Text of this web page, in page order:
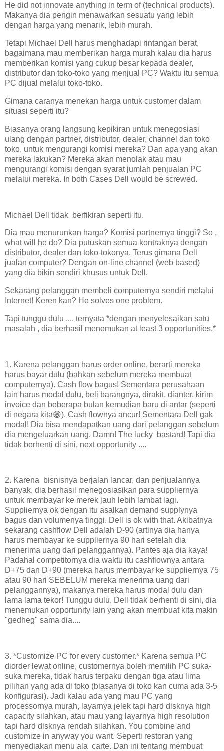
He did not innovate anything in term of (technical products).
Makanya dia pengin menawarkan sesuatu yang lebih
dengan harga yang menarik, lebih murah.
Tetapi Michael Dell harus menghadapi rintangan berat,
bagaimana mau memberikan harga murah kalau dia harus
memberikan komisi yang cukup besar kepada dealer,
distributor dan toko-toko yang menjual PC? Waktu itu semua
PC dijual melalui toko-toko.
Gimana caranya menekan harga untuk customer dalam
situasi seperti itu?
Biasanya orang langsung kepikiran untuk menegosiasi
ulang dengan partner, distributor, dealer, channel dan toko
toko, untuk mengurangi komisi mereka? Dan apa yang akan
mereka lakukan? Mereka akan menolak atau mau
mengurangi komisi dengan syarat jumlah penjualan PC
melalui mereka. In both Cases Dell would be screwed.
Michael Dell tidak berfikiran seperti itu.
Dia mau menurunkan harga? Komisi partnernya tinggi? So ,
what will he do? Dia putuskan semua kontraknya dengan
distributor, dealer dan toko-tokonya. Terus gimana Dell
jualan computer? Dengan on-line channel (web based)
yang dia bikin sendiri khusus untuk Dell.
Sekarang pelanggan membeli computernya sendiri melalui
Internet! Keren kan? He solves one problem.
Tapi tunggu dulu .... ternyata *dengan menyelesaikan satu
masalah , dia berhasil menemukan at least 3 opportunities.*
1. Karena pelanggan harus order online, berarti mereka
harus bayar dulu (bahkan sebelum mereka membuat
computernya). Cash flow bagus! Sementara perusahaan
lain harus modal dulu, beli barangnya, dirakit, dianter, kirim
invoice dan beberapa bulan kemudian baru di antar (seperti
di negara kita😁). Cash flownya ancur! Sementara Dell gak
modal! Dia bisa mendapatkan uang dari pelanggan sebelum
dia mengeluarkan uang. Damn! The lucky bastard! Tapi dia
tidak berhenti di sini, next opportunity ....
2. Karena bisnisnya berjalan lancar, dan penjualannya
banyak, dia berhasil menegosiasikan para suppliernya
untuk membayar ke merek jauh lebih lambat lagi.
Suppliernya ok dengan itu asalkan demand supplynya
bagus dan volumenya tinggi. Dell is ok with that. Akibatnya
sekarang cashflow Dell adalah D-90 (artinya dia hanya
harus membayar ke suppliernya 90 hari setelah dia
menerima uang dari pelanggannya). Pantes aja dia kaya!
Padahal competitornya dia waktu itu cashflownya antara
D+75 dan D+90 (mereka harus membayar ke suppliernya 75
atau 90 hari SEBELUM mereka menerima uang dari
pelanggannya), makanya mereka harus modal dulu dan
lama lama tekor! Tunggu dulu, Dell tidak berhenti di sini, dia
menemukan opportunity lain yang akan membuat kita makin
"gedheg" sama dia....
3. *Customize PC for every customer.* Karena semua PC
diorder lewat online, customernya boleh memilih PC suka-
suka mereka, tidak harus terpaku dengan tiga atau lima
pilihan yang ada di toko (biasanya di toko kan cuma ada 3-5
konfigurasi). Jadi kalau ada yang mau PC yang
processornya murah, layarnya jelek tapi hard disknya high
capacity silahkan, atau mau yang layarnya high resolution
tapi hard disknya rendah silahkan. You combine and
customize in anyway you want. Seperti restoran yang
menyediakan menu ala carte. Dan ini tentang membuat